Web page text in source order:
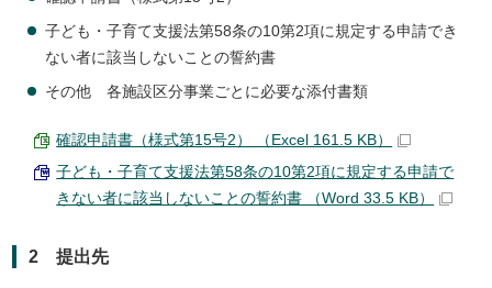
子ども・子育て支援法第58条の10第2項に規定する申請でき
ない者に該当しないことの誓約書
その他 各施設区分事業ごとに必要な添付書類
確認申請書（様式第15号2） （Excel 161.5 KB）
子ども・子育て支援法第58条の10第2項に規定する申請で
きない者に該当しないことの誓約書 （Word 33.5 KB）
2 提出先